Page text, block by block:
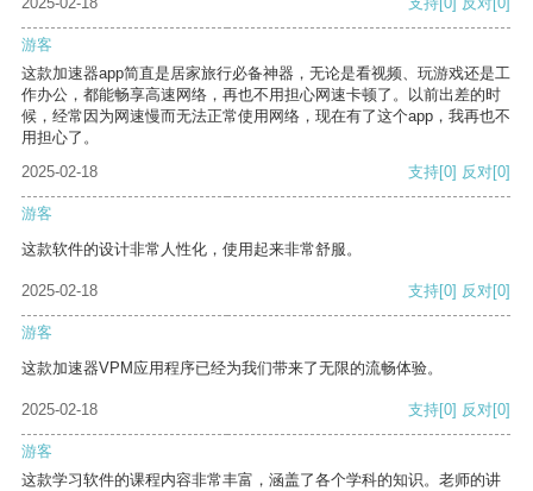
游客
这款加速器app简直是居家旅行必备神器，无论是看视频、玩游戏还是工
作办公，都能畅享高速网络，再也不用担心网速卡顿了。以前出差的时
候，经常因为网速慢而无法正常使用网络，现在有了这个app，我再也不
用担心了。
2025-02-18
支持[0] 反对[0]
游客
这款软件的设计非常人性化，使用起来非常舒服。
2025-02-18 支持[0] 反对[0]
游客
这款加速器VPM应用程序已经为我们带来了无限的流畅体验。
2025-02-18 支持[0] 反对[0]
游客
这款学习软件的课程内容非常丰富，涵盖了各个学科的知识。老师的讲